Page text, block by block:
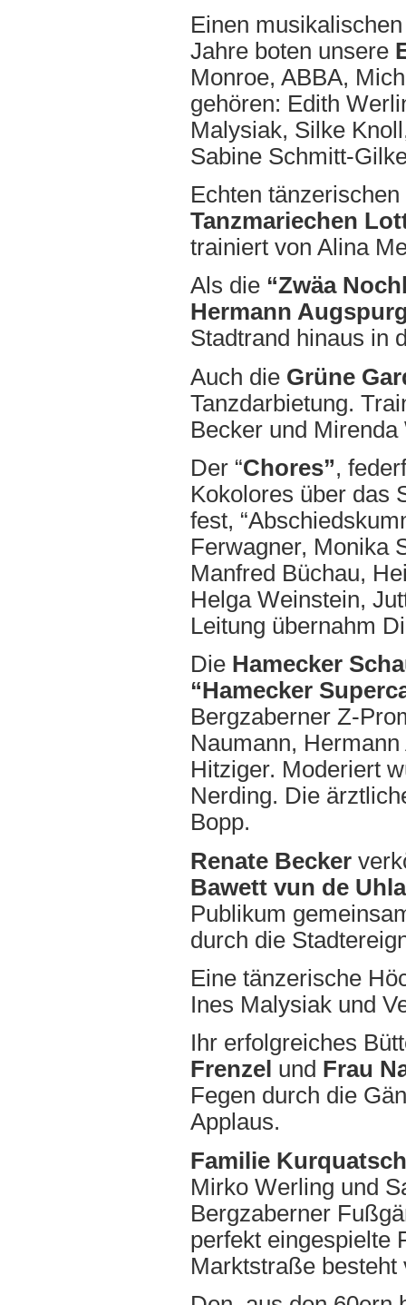
Einen
Jahre boten unsere
Monroe, ABBA,
gehören: Edith
Malysiak, Silke
Sabine Schmitt-
Echten
Tanzmariechen
trainiert von Alina
Als die “Zwäa
Hermann
Stadtrand hinaus in
Auch die Grüne
Tanzdarbietung.
Becker und Mirenda
Der “Chores”,
Kokolores über das
fest,
Ferwagner, Monika
Manfred Büchau,
Helga Weinstein,
Leitung übernahm
Die Hamecker
“Hamecker
Bergzaberner Z-
Naumann,
Hitziger. Moderiert
Nerding. Die
Bopp.
Renate Becker
Bawett vun de
Publikum
durch die
Eine tänzerische
Ines Malysiak und
Ihr erfolgreiches
Frenzel und Frau
Fegen durch die
Applaus.
Familie Kurquatsch
Mirko Werling und
Bergzaberner
perfekt eingespielte
Marktstraße besteht